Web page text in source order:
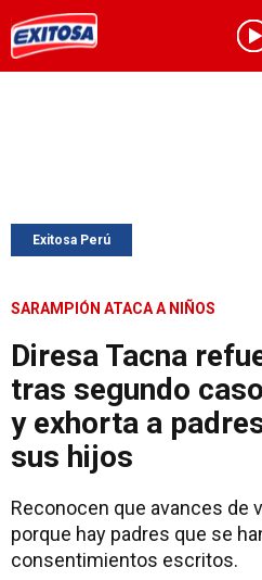
Exitosa Perú
SARAMPIÓN ATACA A NIÑOS
Diresa Tacna
tras segundo
y exhorta a
sus hijos
Reconocen que avances de
porque hay padres que se
consentimientos escritos.